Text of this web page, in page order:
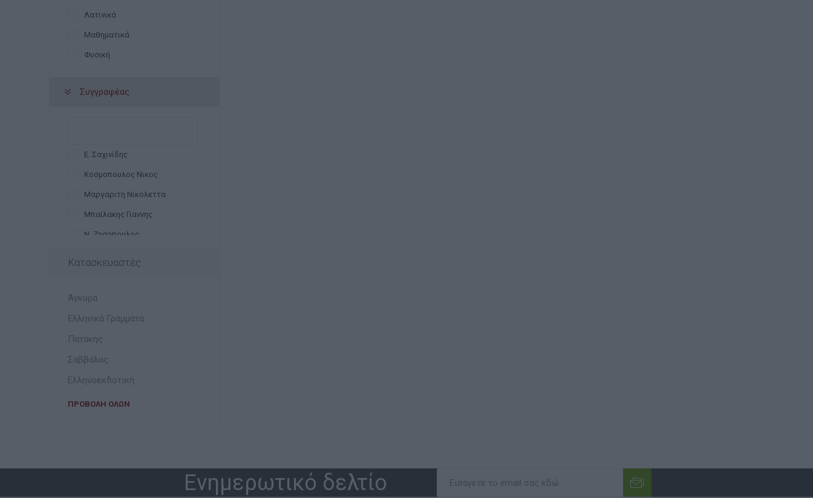
Λατινικά
Μαθηματικά
Φυσική
Συγγραφέας
Ε. Σαχινίδης
Κοσμοπουλος Νικος
Μαργαριτη Νικολεττα
Μπαϊλακης Γιαννης
Ν. Ζησοπουλος
Σ. Ιωακειμιδου
Κατασκευαστές
Άγκυρα
Ελληνικά Γράμματα
Πατάκης
Σαββάλας
Ελληνοεκδοτική
ΠΡΟΒΟΛΉ ΌΛΩΝ
Ενημερωτικό δελτίο